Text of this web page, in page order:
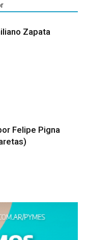
Zapata
Felipe Pigna